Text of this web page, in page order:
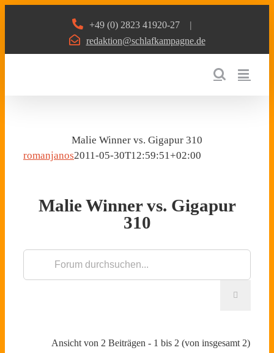
+49 (0) 2823 41920-27
|
redaktion@schlafkampagne.de
Malie Winner vs. Gigapur 310
romanjanos2011-05-30T12:59:51+02:00
Malie Winner vs. Gigapur
310
Ansicht von 2 Beiträgen - 1 bis 2 (von insgesamt 2)